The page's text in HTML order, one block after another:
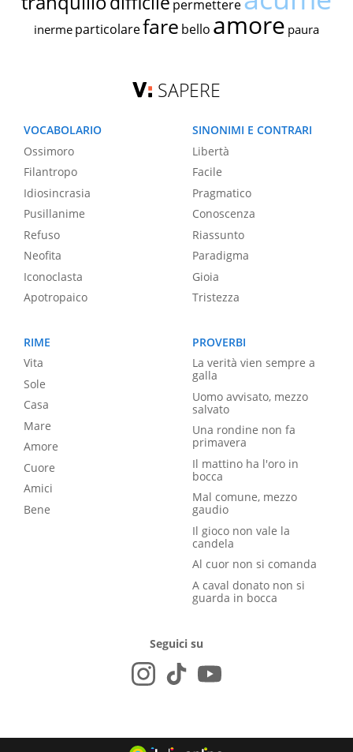
permettere
inerme particolarefare bello amore paura
SAPERE
VOCABOLARIO
Ossimoro
Filantropo
Idiosincrasia
Pusillanime
Refuso
Neofita
Iconoclasta
Apotropaico
SINONIMI E CONTRARI
Libertà
Facile
Pragmatico
Conoscenza
Riassunto
Paradigma
Gioia
Tristezza
RIME
Vita
Sole
Casa
Mare
Amore
Cuore
Amici
Bene
PROVERBI
La verità vien sempre a
galla
Uomo avvisato, mezzo
salvato
Una rondine non fa
primavera
Il mattino ha l'oro in
bocca
Mal comune, mezzo
gaudio
Il gioco non vale la
candela
Al cuor non si comanda
A caval donato non si
guarda in bocca
Seguici su